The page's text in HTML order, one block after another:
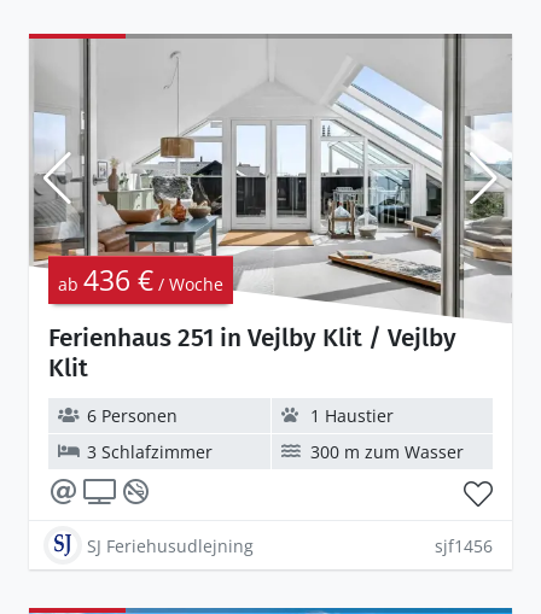
Ferienhaus 251 in Vejlby Klit / Vejlby
Klit
ab 436 € / Woche
6 Personen
1 Haustier
3 Schlafzimmer
300 m zum Wasser
SJ Feriehusudlejning sjf1456